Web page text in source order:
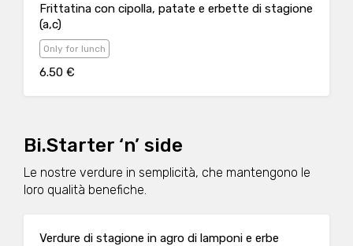
Frittatina con cipolla, patate e erbette di stagione
(a,c)
Only for lunch
6.50 €
Bi.Starter ‘n’ side
Le nostre verdure in semplicità, che mantengono le
loro qualità benefiche.
Verdure di stagione in agro di lamponi e erbe